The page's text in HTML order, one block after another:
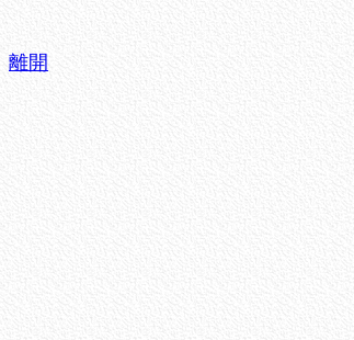
離開